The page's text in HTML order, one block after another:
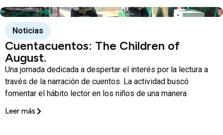
Noticias
Cuentacuentos: The Children of
August.
Una jornada dedicada a despertar el interés por la lectura a
través de la narración de cuentos. La actividad buscó
fomentar el hábito lector en los niños de una manera
Leer más